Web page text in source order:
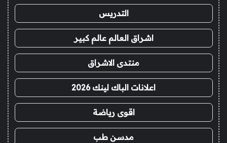
التدريس
اشراق العالم عالم كبير
منتدى الاشراق
اعلانات الباك لينك 2026
اقوى رياضة
مدسن طب